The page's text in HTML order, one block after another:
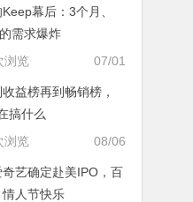
幕后：3个月、
需求爆炸
07/01
浏览
益榜再到畅销榜，
搞什么
08/06
浏览
奇艺确定赴美IPO，百
情人节快乐